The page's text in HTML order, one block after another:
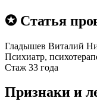
✪ Статья
Гладышев Виталий
Психиатр,
Стаж 33 года
Признаки и